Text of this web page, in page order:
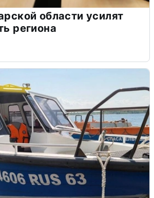
области усилят
региона